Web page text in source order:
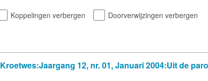
Koppelingen verbergen Doorverwijzingen verbergen
Kroetwes:Jaargang 12, nr. 01, Januari 2004:Uit de